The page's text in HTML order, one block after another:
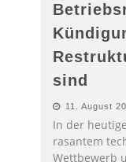
sind
11. August
In der
rasantem
Wettbewerb